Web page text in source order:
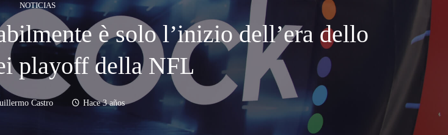
NOTICIAS
è solo l’inizio dell’era dello
playoff della NFL
Castro Hace 3 años